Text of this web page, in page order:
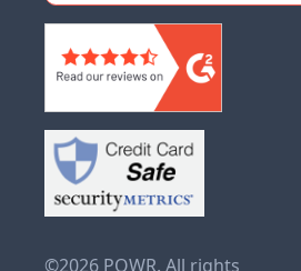
©2026 POWR. All rights